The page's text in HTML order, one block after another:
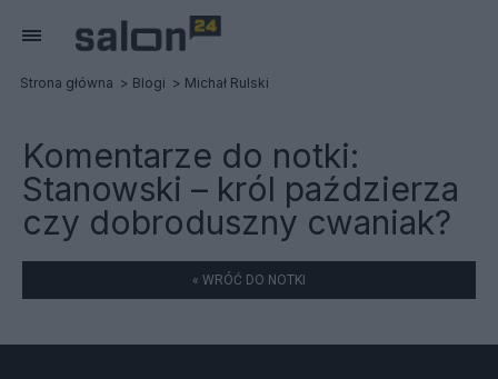
Strona główna Blogi Michał Rulski
Komentarze do notki:
Stanowski – król paździerza
czy dobroduszny cwaniak?
« WRÓĆ DO NOTKI